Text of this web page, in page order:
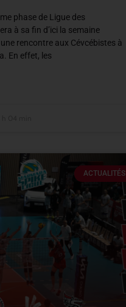
phase de Ligue des
à sa fin d’ici la semaine
rencontre aux Cévcébistes à
En effet, les
ACTUALITÉS